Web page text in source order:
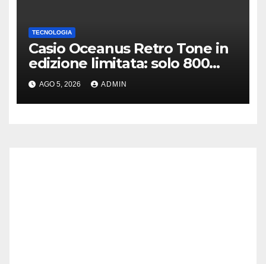
TECNOLOGIA
Casio Oceanus Retro Tone in
edizione limitata: solo 800
esemplari disponibili
AGO 5, 2026 ADMIN